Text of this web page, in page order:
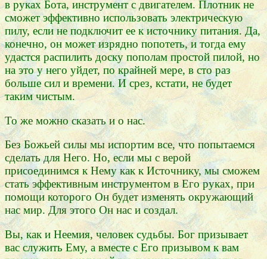
в руках Бота, инструмент с двигателем. Плотник не
сможет эффективно использовать электрическую
пилу, если не подключит ее к источнику питания. Да,
конечно, он может изрядно попотеть, и тогда ему
удастся распилить доску пополам простой пилой, но
на это у него уйдет, по крайней мере, в сто раз
больше сил и времени. И срез, кстати, не будет
таким чистым.
То же можно сказать и о нас.
Без Божьей силы мы испортим все, что попытаемся
сделать для Него. Но, если мы с верой
присоединимся к Нему как к Источнику, мы сможем
стать эффективным инструментом в Его руках, при
помощи которого Он будет изменять окружающий
нас мир. Для этого Он нас и создал.
Вы, как и Неемия, человек судьбы. Бог призывает
вас служить Ему, а вместе с Его призывом к вам